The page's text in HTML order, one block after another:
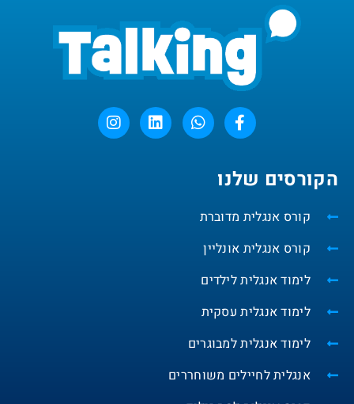
הקורסים שלנו
קורס אנגלית מדוברת
קורס אנגלית אונליין
לימוד אנגלית לילדים
לימוד אנגלית עסקית
לימוד אנגלית למבוגרים
אנגלית לחיילים משוחררים